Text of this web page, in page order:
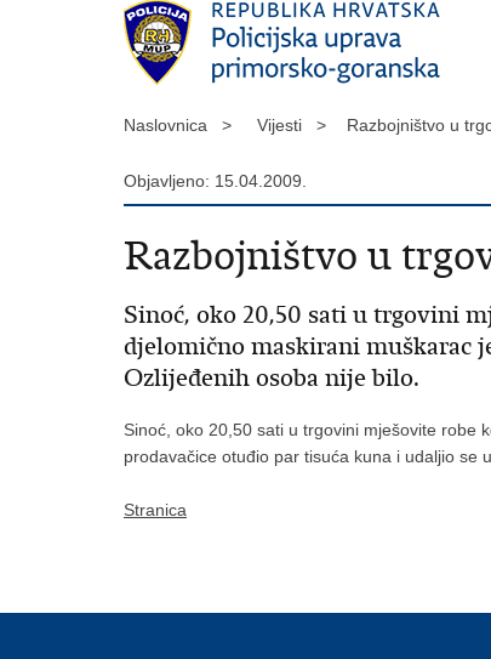
Naslovnica > Vijesti > Razbojništvo u
Objavljeno: 15.04.2009.
Razbojništvo u
Sinoć, oko 20,50 sati u trgovini
djelomično maskirani muškarac
Ozlijeđenih osoba nije bilo.
Sinoć, oko 20,50 sati u trgovini mješovite robe
prodavačice otuđio par tisuća kuna i udaljio se
Stranica